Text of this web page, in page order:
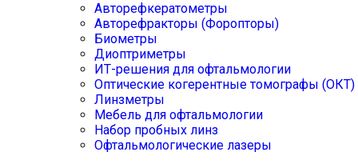
Авторефкератометры
Авторефракторы (Форопторы)
Биометры
Диоптриметры
ИТ-решения для офтальмологии
Оптические когерентные томографы (ОКТ)
Линзметры
Мебель для офтальмологии
Набор пробных линз
Офтальмологические лазеры